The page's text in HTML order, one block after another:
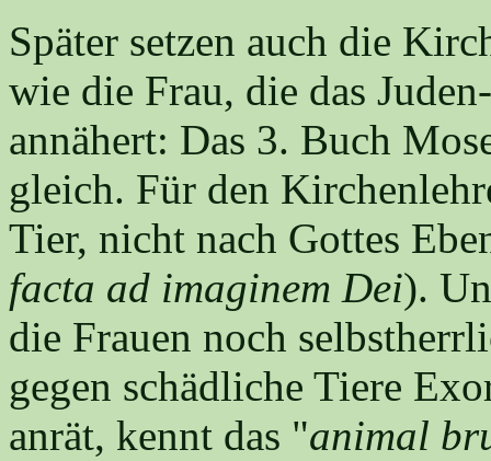
Später setzen auch die
wie die Frau, die das
annähert: Das 3. Buch
gleich. Für den
Tier, nicht nach Gottes
facta ad imaginem Dei).
die Frauen noch
gegen schädliche Tiere
anrät, kennt das "animal